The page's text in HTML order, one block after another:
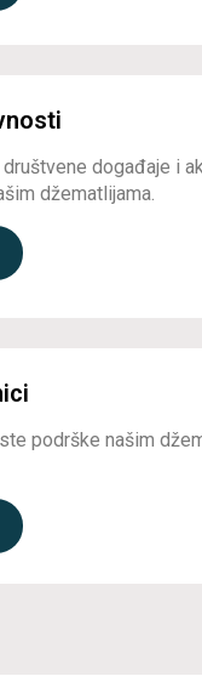
događaje i
džematlijama.
podrške našim